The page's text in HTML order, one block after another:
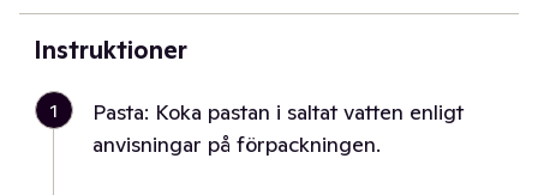
Instruktioner
1
Pasta: Koka pastan i saltat vatten enligt
anvisningar på förpackningen.